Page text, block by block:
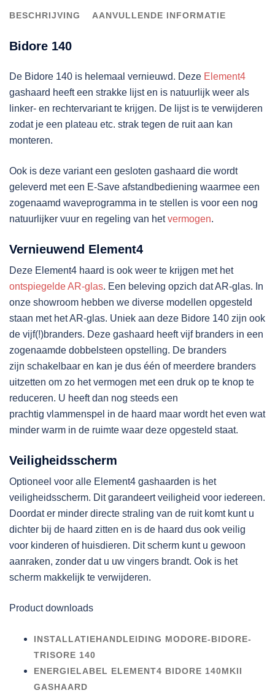
BESCHRIJVING AANVULLENDE INFORMATIE
Bidore 140
De Bidore 140 is helemaal vernieuwd. Deze Element4
gashaard heeft een strakke lijst en is natuurlijk weer als
linker- en rechtervariant te krijgen. De lijst is te verwijderen
zodat je een plateau etc. strak tegen de ruit aan kan
monteren.
Ook is deze variant een gesloten gashaard die wordt
geleverd met een E-Save afstandbediening waarmee een
zogenaamd waveprogramma in te stellen is voor een nog
natuurlijker vuur en regeling van hetvermogen.
Vernieuwend Element4
Deze Element4 haard is ook weer te krijgen met het
ontspiegelde AR-glas. Een beleving opzich dat AR-glas. In
onze showroom hebben we diverse modellen opgesteld
staan met het AR-glas. Uniek aan deze Bidore 140 zijn ook
de vijf(!)branders. Deze gashaard heeft vijf branders in een
zogenaamde dobbelsteen opstelling. De branders
zijn schakelbaar en kan je dus één of meerdere branders
uitzetten om zo het vermogen met een druk op te knop te
reduceren. U heeft dan nog steeds een
prachtig vlammenspel in de haard maar wordt het even wat
minder warm in de ruimte waar deze opgesteld staat.
Veiligheidsscherm
Optioneel voor alle Element4 gashaarden is het
veiligheidsscherm. Dit garandeert veiligheid voor iedereen.
Doordat er minder directe straling van de ruit komt kunt u
dichter bij de haard zitten en is de haard dus ook veilig
voor kinderen of huisdieren. Dit scherm kunt u gewoon
aanraken, zonder dat u uw vingers brandt. Ook is het
scherm makkelijk te verwijderen.
Product downloads
INSTALLATIEHANDLEIDING MODORE-BIDORE-
TRISORE 140
ENERGIELABEL ELEMENT4 BIDORE 140MKII
GASHAARD